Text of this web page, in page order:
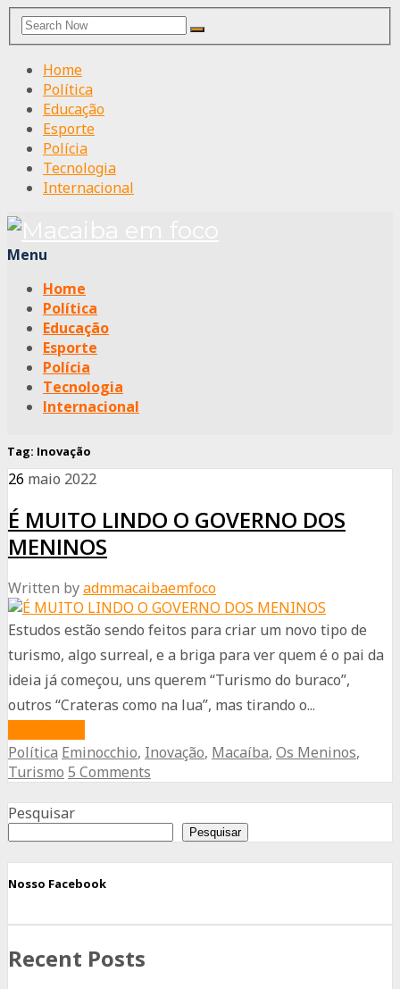
Search
for:
Search
Home
Política
Educação
Esporte
Polícia
Tecnologia
Internacional
Menu
Home
Política
Educação
Esporte
Polícia
Tecnologia
Internacional
Tag: Inovação
26 maio 2022
É MUITO LINDO O GOVERNO DOS
MENINOS
Written byadmmacaibaemfoco
Estudos estão sendo feitos para criar um novo tipo de
turismo, algo surreal, e a briga para ver quem é o pai da
ideia já começou, uns querem “Turismo do buraco”,
outros “Crateras como na lua”, mas tirando o...
É
MUITO
LINDO
O
DOS
Política Eminocchio, Inovação, Macaíba, Os Meninos,
Turismo 5 Comments
Pesquisar
Pesquisar
Nosso Facebook
Recent Posts